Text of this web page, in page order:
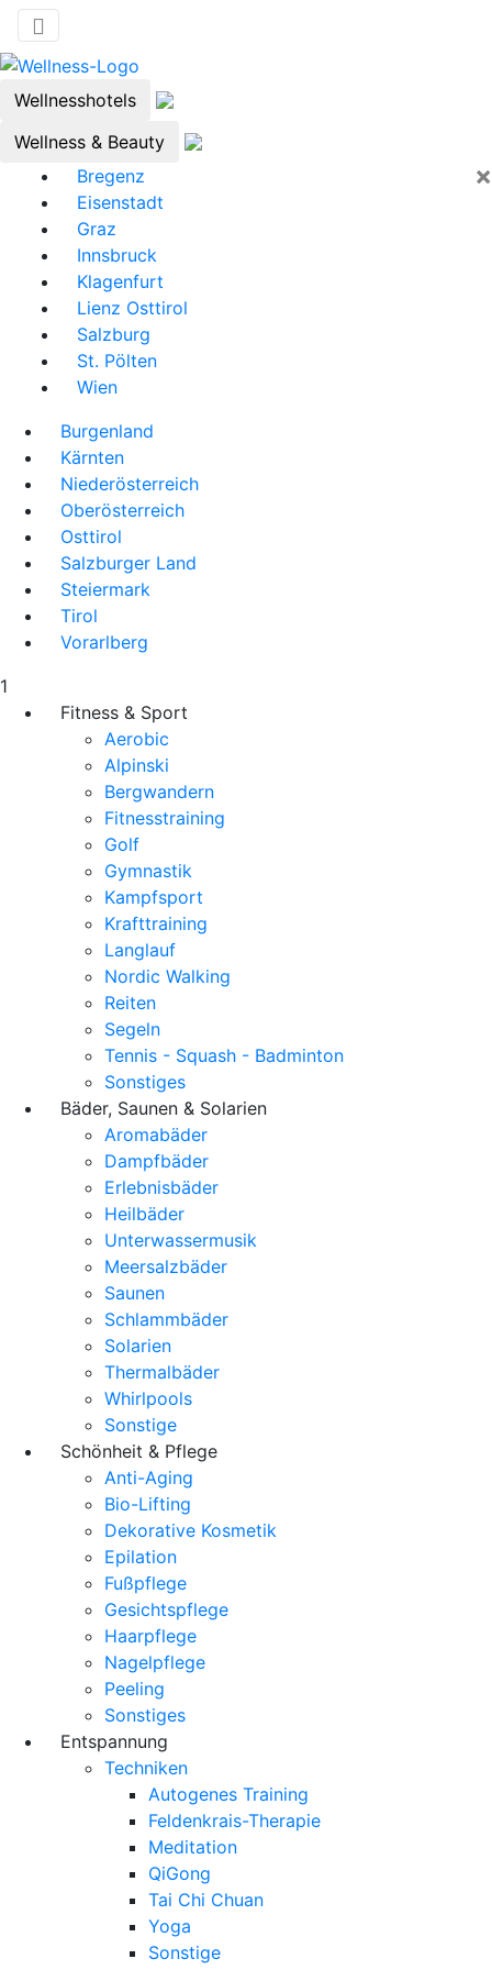
Wellnesshotels
Wellness & Beauty
×
Bregenz
Eisenstadt
Graz
Innsbruck
Klagenfurt
Lienz Osttirol
Salzburg
St. Pölten
Wien
Burgenland
Kärnten
Niederösterreich
Oberösterreich
Osttirol
Salzburger Land
Steiermark
Tirol
Vorarlberg
1
Fitness & Sport
Aerobic
Alpinski
Bergwandern
Fitnesstraining
Golf
Gymnastik
Kampfsport
Krafttraining
Langlauf
Nordic Walking
Reiten
Segeln
Tennis - Squash - Badminton
Sonstiges
Bäder, Saunen & Solarien
Aromabäder
Dampfbäder
Erlebnisbäder
Heilbäder
Unterwassermusik
Meersalzbäder
Saunen
Schlammbäder
Solarien
Thermalbäder
Whirlpools
Sonstige
Schönheit & Pflege
Anti-Aging
Bio-Lifting
Dekorative Kosmetik
Epilation
Fußpflege
Gesichtspflege
Haarpflege
Nagelpflege
Peeling
Sonstiges
Entspannung
Techniken
Autogenes Training
Feldenkrais-Therapie
Meditation
QiGong
Tai Chi Chuan
Yoga
Sonstige